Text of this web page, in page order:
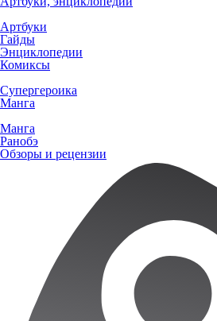
Артбуки
Гайды
Энциклопедии
Комиксы
Супергероика
Манга
Манга
Ранобэ
Обзоры и рецензии